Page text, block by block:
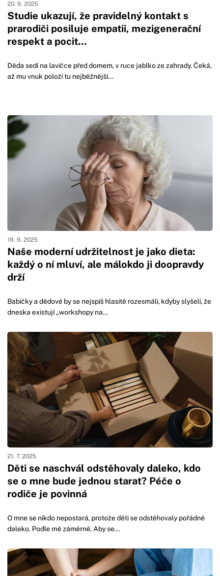
Studie ukazují, že pravidelný kontakt s
prarodiči posiluje empatii, mezigenerační
respekt a pocit…
20. 9. 2025
Děda sedí na lavičce před domem, v ruce jablko ze zahrady. Čeká,
až mu vnuk položí tu nejběžnější...
Naše moderní udržitelnost je jako dieta:
každý o ní mluví, ale málokdo ji doopravdy
drží
19. 9. 2025
Babičky a dědové by se nejspíš hlasitě rozesmáli, kdyby slyšeli, že
dneska existují „workshopy na...
Děti se naschvál odstěhovaly daleko, kdo
se o mne bude jednou starat? Péče o
rodiče je povinná
21. 7. 2025
O mne se nikdo nepostará, protože děti se odstěhovaly pořádně
daleko. Podle mě záměrně. Aby se...